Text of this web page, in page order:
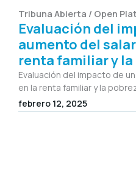
Tribuna Abierta / Open
Evaluación del
aumento del
renta familiar y la
Evaluación del impacto de
en la renta familiar y la
febrero 12, 2025